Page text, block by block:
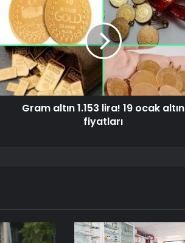
Gram altın 1.153 lira! 19 ocak altın
fiyatları